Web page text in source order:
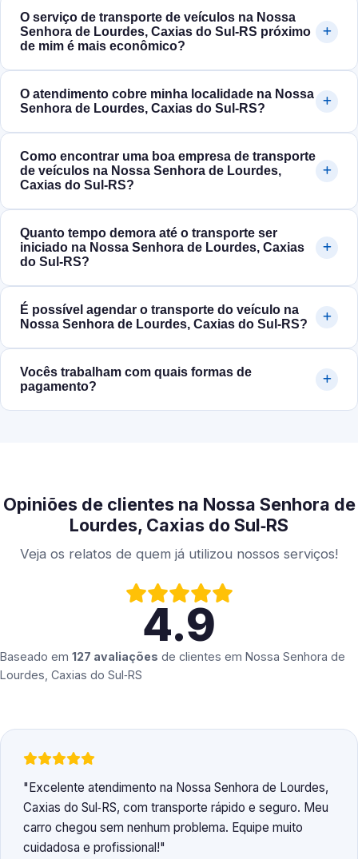
O serviço de transporte de veículos na Nossa
Senhora de Lourdes, Caxias do Sul‑RS próximo
de mim é mais econômico?
O atendimento cobre minha localidade na Nossa
Senhora de Lourdes, Caxias do Sul‑RS?
Como encontrar uma boa empresa de transporte
de veículos na Nossa Senhora de Lourdes,
Caxias do Sul‑RS?
Quanto tempo demora até o transporte ser
iniciado na Nossa Senhora de Lourdes, Caxias
do Sul‑RS?
É possível agendar o transporte do veículo na
Nossa Senhora de Lourdes, Caxias do Sul‑RS?
Vocês trabalham com quais formas de
pagamento?
Opiniões de clientes na Nossa Senhora de
Lourdes, Caxias do Sul‑RS
Veja os relatos de quem já utilizou nossos serviços!
4.9
Baseado em 127 avaliações de clientes em Nossa Senhora de
Lourdes, Caxias do Sul‑RS
Excelente atendimento na Nossa Senhora de Lourdes,
Caxias do Sul‑RS, com transporte rápido e seguro. Meu
carro chegou sem nenhum problema. Equipe muito
cuidadosa e profissional!